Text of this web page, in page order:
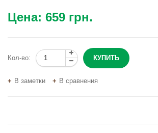
Цена: 659 грн.
Кол-во:
В заметки В сравнения